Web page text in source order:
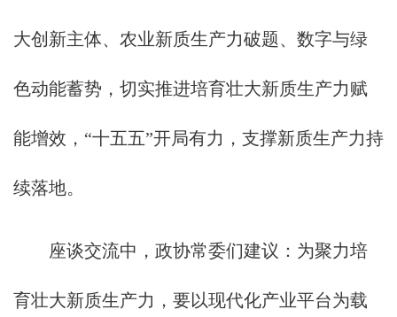
大创新主体、农业新质生产力破题、数字与绿
色动能蓄势，切实推进培育壮大新质生产力赋
能增效，“十五五”开局有力，支撑新质生产力持
续落地。
座谈交流中，政协常委们建议：为聚力培
育壮大新质生产力，要以现代化产业平台为载